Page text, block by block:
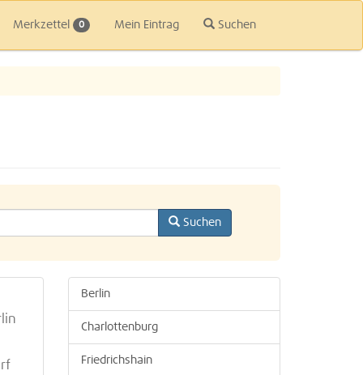
Merkzettel 0 Mein Eintrag Suchen
Suchen
Berlin
Charlottenburg
Friedrichshain